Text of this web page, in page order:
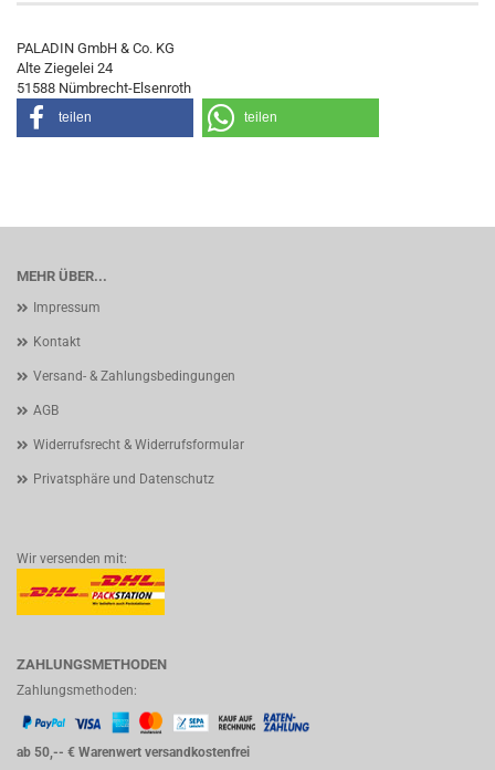
PALADIN GmbH & Co. KG
Alte Ziegelei 24
51588 Nümbrecht-Elsenroth
teilen teilen
MEHR ÜBER...
Impressum
Kontakt
Versand- & Zahlungsbedingungen
AGB
Widerrufsrecht & Widerrufsformular
Privatsphäre und Datenschutz
Wir versenden mit:
ZAHLUNGSMETHODEN
Zahlungsmethoden:
ab 50,-- € Warenwert versandkostenfrei